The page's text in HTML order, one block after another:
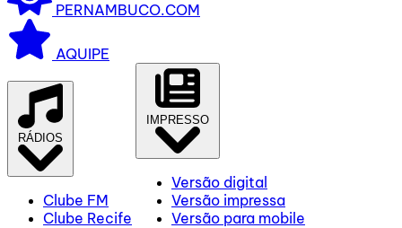
PERNAMBUCO.COM
AQUIPE
RÁDIOS
Clube FM
Clube Recife
IMPRESSO
Versão digital
Versão impressa
Versão para mobile